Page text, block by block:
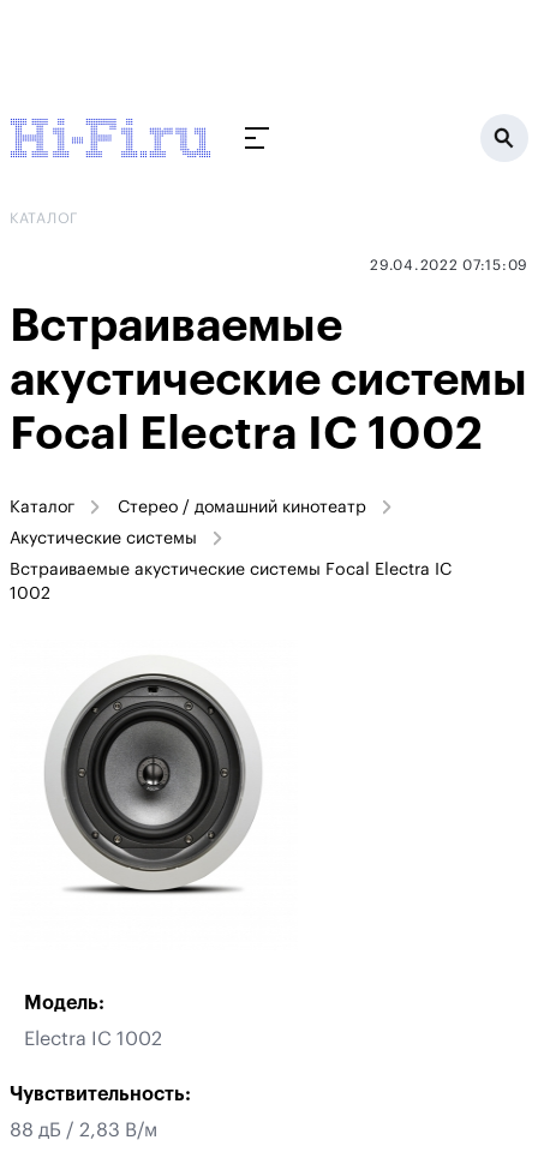
КАТАЛОГ
29.04.2022 07:15:09
Встраиваемые
акустические системы
Focal Electra IC 1002
Каталог
Стерео / домашний кинотеатр
Акустические системы
Встраиваемые акустические системы Focal Electra IC
1002
Модель:
Electra IC 1002
Чувствительность:
88 дБ / 2,83 В/м